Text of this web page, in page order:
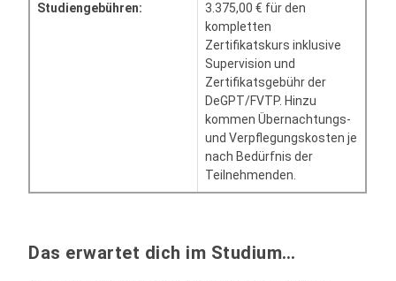
Studiengebühren:
3.375,00 € für den
kompletten
Zertifikatskurs inklusive
Supervision und
Zertifikatsgebühr der
DeGPT/FVTP. Hinzu
kommen Übernachtungs-
und Verpflegungskosten je
nach Bedürfnis der
Teilnehmenden.
Das erwartet dich im Studium…